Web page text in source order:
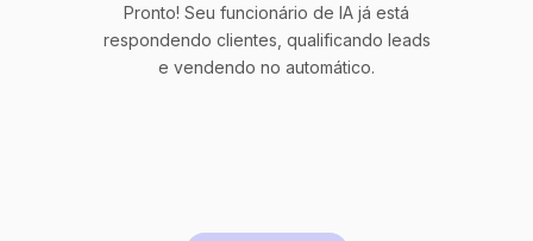
Pronto! Seu funcionário de IA já está
respondendo clientes, qualificando leads
e vendendo no automático.